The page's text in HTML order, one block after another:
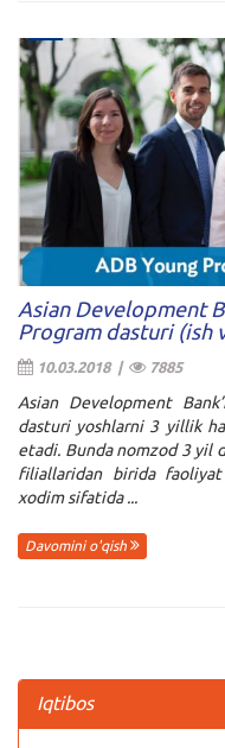
Asian Development
Program dasturi (ish
10.03.2018 | 7885
Asian Development
dasturi yoshlarni 3 yillik
etadi. Bunda nomzod 3 yil
filiallaridan birida
xodim sifatida ...
Davomini o'qish
Iqtibos